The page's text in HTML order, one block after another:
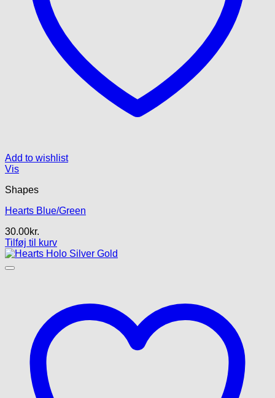
Add to wishlist
Vis
Shapes
Hearts Blue/Green
30.00kr.
Tilføj til kurv